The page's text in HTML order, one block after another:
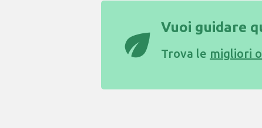
eco Vuoi guidare
Trova le migliori